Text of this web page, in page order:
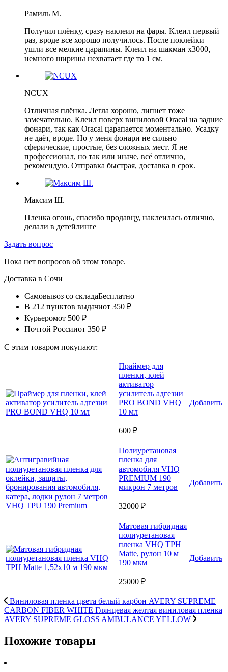
Рамиль М.
Получил плёнку, сразу наклеил на фары. Клеил первый
раз, вроде все хорошо получилось. После поклейки
ушли все мелкие царапины. Клеил на шакман х3000,
немного ширины нехватает где то 1 см.
NCUX
Отличная плёнка. Легла хорошо, липнет тоже
замечательно. Клеил поверх виниловой Oracal на задние
фонари, так как Oracal царапается моментально. Усадку
не даёт, вроде. Но у меня фонари не сильно
сферические, простые, без сложных мест. Я не
профессионал, но так или иначе, всё отлично,
рекомендую. Отправка быстрая, доставка в срок.
Максим Ш.
Пленка огонь, спасибо продавцу, наклеилась отлично,
делали в детейлинге
Задать вопрос
Пока нет вопросов об этом товаре.
Доставка в Сочи
Самовывоз со складаБесплатно
В 212 пунктов выдачиот 350 ₽
Курьеромот 500 ₽
Почтой Россииот 350 ₽
С этим товаром покупают:
Праймер для
пленки, клей
активатор
усилитель адгезии
PRO BOND VHQ
10 мл
600 ₽
Добавить
Полиуретановая
пленка для
автомобиля VHQ
PREMIUM 190
микрон 7 метров
32000 ₽
Добавить
Матовая гибридная
полиуретановая
пленка VHQ TPH
Matte, рулон 10 м
190 мкм
25000 ₽
Добавить
Виниловая пленка цвета белый карбон AVERY SUPREME
CARBON FIBER WHITE Глянцевая желтая виниловая пленка
AVERY SUPREME GLOSS AMBULANCE YELLOW
Похожие товары